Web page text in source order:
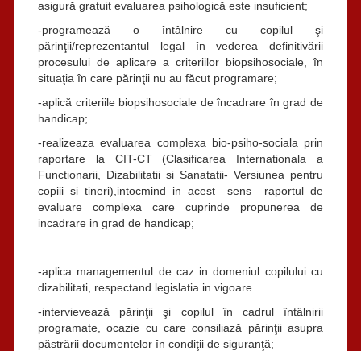
asigură gratuit evaluarea psihologică este insuficient;
-programează o întâlnire cu copilul şi
părinţii/reprezentantul legal în vederea definitivării
procesului de aplicare a criteriilor biopsihosociale, în
situaţia în care părinţii nu au făcut programare;
-aplică criteriile biopsihosociale de încadrare în grad de
handicap;
-realizeaza evaluarea complexa bio-psiho-sociala prin
raportare la CIT-CT (Clasificarea Internationala a
Functionarii, Dizabilitatii si Sanatatii- Versiunea pentru
copiii si tineri),intocmind in acest sens raportul de
evaluare complexa care cuprinde propunerea de
incadrare in grad de handicap;
-aplica managementul de caz in domeniul copilului cu
dizabilitati, respectand legislatia in vigoare
-intervievează părinţii şi copilul în cadrul întâlnirii
programate, ocazie cu care consiliază părinţii asupra
păstrării documentelor în condiţii de siguranţă;